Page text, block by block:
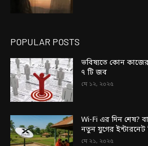
POPULAR POSTS
ভবিষ্যতে কোন কাজের
৭ টি জব
মে ১২, ২০২৫
Wi-Fi এর দিন শেষ?
নতুন যুগের ইন্টারনেট
মে ২১, ২০২৫